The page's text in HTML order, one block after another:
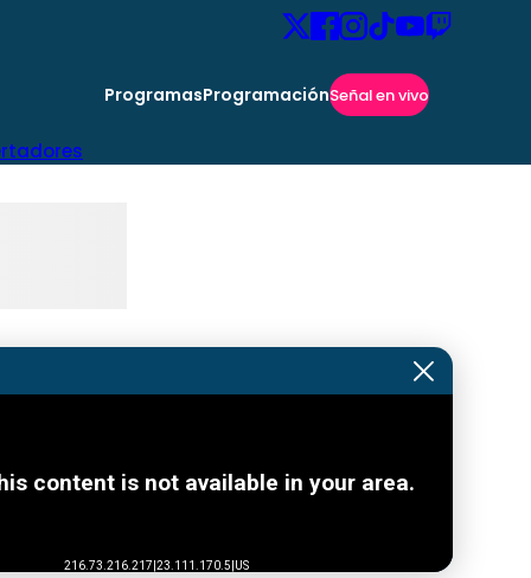
ProgramasProgramaciónSeñal en vivo